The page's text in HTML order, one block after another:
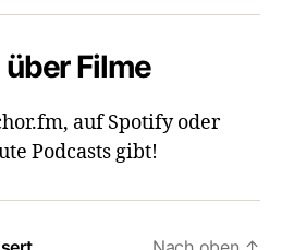
Filme
auf Spotify oder
Podcasts gibt!